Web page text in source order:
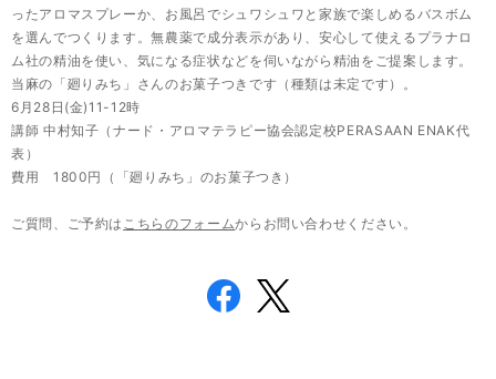
ったアロマスプレーか、お風呂でシュワシュワと家族で楽しめるバスボム
を選んでつくります。無農薬で成分表示があり、安心して使えるプラナロ
ム社の精油を使い、気になる症状などを伺いながら精油をご提案します。
当麻の「廻りみち」さんのお菓子つきです（種類は未定です）。
6月28日(金)11-12時
講師 中村知子（ナード・アロマテラピー協会認定校PERASAAN ENAK代
表）
費用 1800円（「廻りみち」のお菓子つき）
ご質問、ご予約は こちらのフォームからお問い合わせください。